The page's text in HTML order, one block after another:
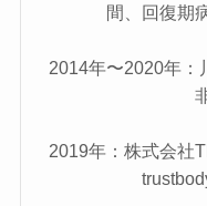
間、回復期
2014年〜2020年：
2019年：株式会社